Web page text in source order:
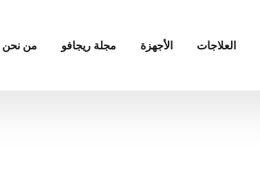
العلاجات الأجهزة مجلة ريجافو من نحن